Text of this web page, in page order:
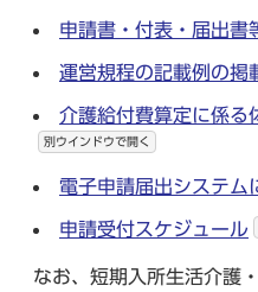
申請書・付表・届出書
運営規程の記載例の掲
介護給付費算定に係る
別ウインドウで開く
電子申請届出システム
申請受付スケジュール
なお、短期入所生活介護